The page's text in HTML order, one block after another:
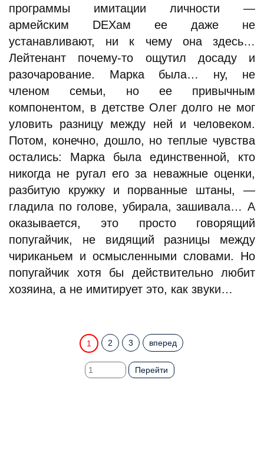
программы имитации личности —
армейским DEXам ее даже не
устанавливают, ни к чему она здесь…
Лейтенант почему-то ощутил досаду и
разочарование. Марка была… ну, не
членом семьи, но ее привычным
компонентом, в детстве Олег долго не мог
уловить разницу между ней и человеком.
Потом, конечно, дошло, но теплые чувства
остались: Марка была единственной, кто
никогда не ругал его за неважные оценки,
разбитую кружку и порванные штаны, —
гладила по голове, убирала, зашивала… А
оказывается, это просто говорящий
попугайчик, не видящий разницы между
чириканьем и осмысленными словами. Но
попугайчик хотя бы действительно любит
хозяина, а не имитирует это, как звуки…
1 2 3 вперед
Перейти